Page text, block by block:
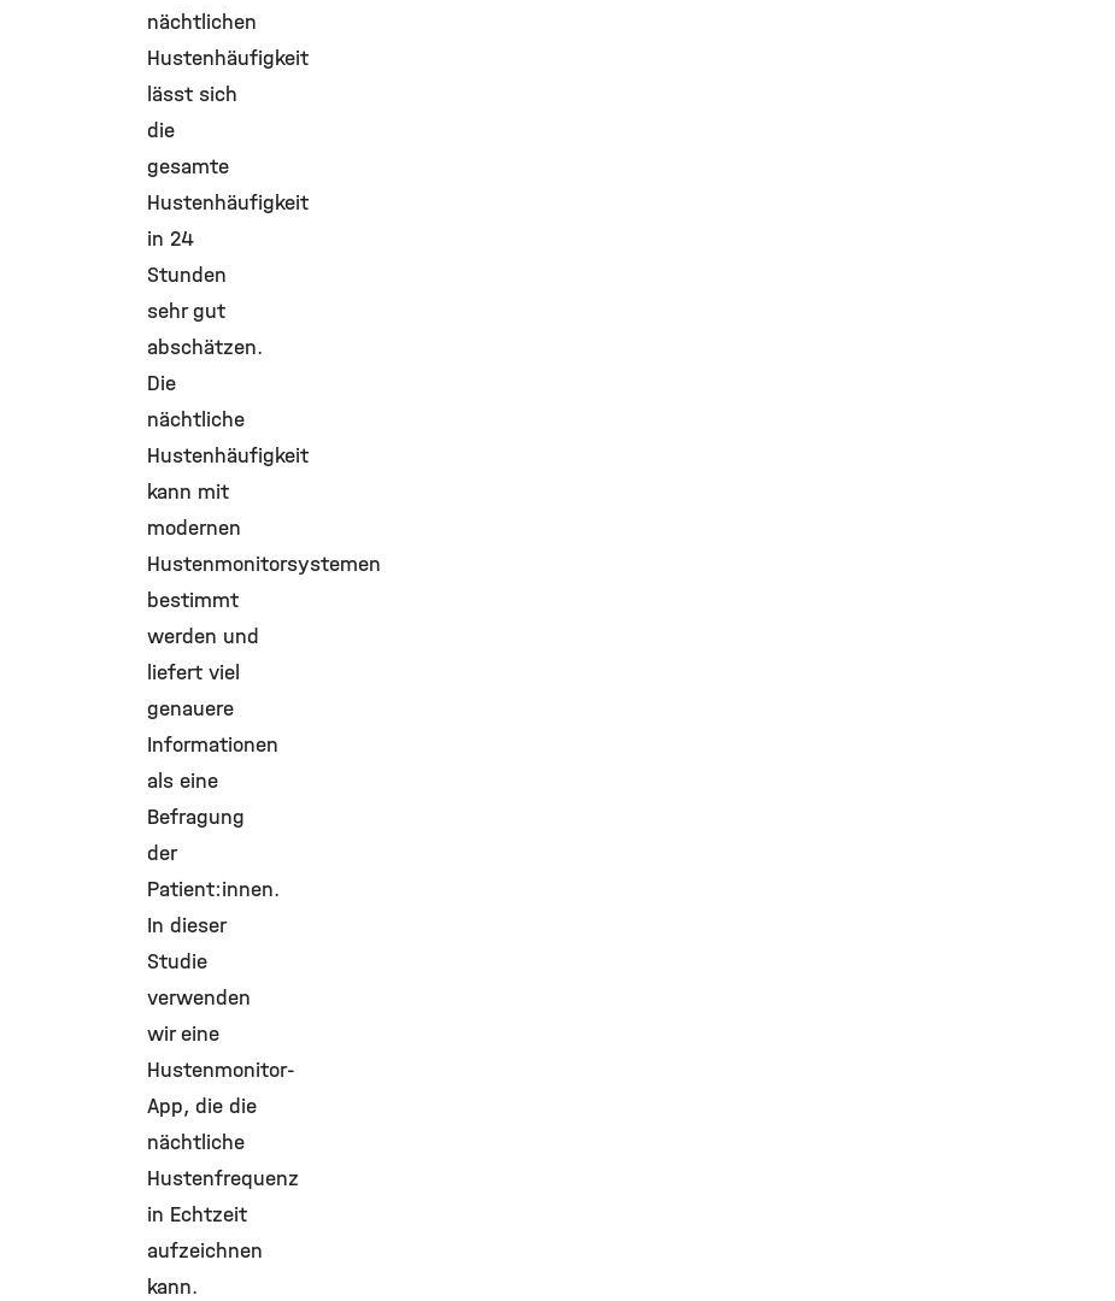
nächtlichen
Hustenhäufigkeit
lässt sich
die
gesamte
Hustenhäufigkeit
in 24
Stunden
sehr gut
abschätzen.
Die
nächtliche
Hustenhäufigkeit
kann mit
modernen
Hustenmonitorsystemen
bestimmt
werden und
liefert viel
genauere
Informationen
als eine
Befragung
der
Patient:innen.
In dieser
Studie
verwenden
wir eine
Hustenmonitor-
App, die die
nächtliche
Hustenfrequenz
in Echtzeit
aufzeichnen
kann.